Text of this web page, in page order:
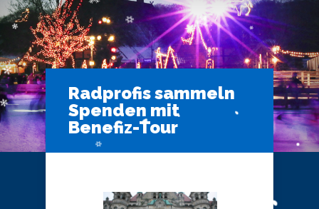
Radprofis sammeln
Spenden mit
Benefiz-Tour